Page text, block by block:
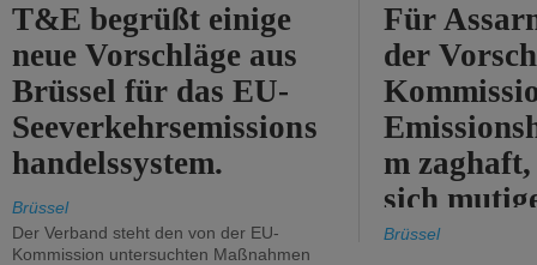
T&E begrüßt einige
neue Vorschläge aus
Brüssel für das EU-
Seeverkehrsemissions
handelssystem.
Brüssel
Der Verband steht den von der EU-
Kommission untersuchten Maßnahmen
Für
der
m
sich
Brüssel